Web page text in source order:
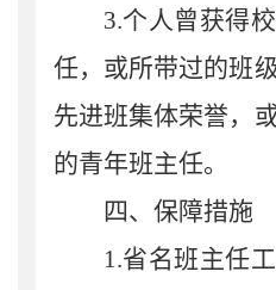
3.个人曾获得
任，或所带过的班
先进班集体荣誉，
的青年班主任。
四、保障措施
1.省名班主任